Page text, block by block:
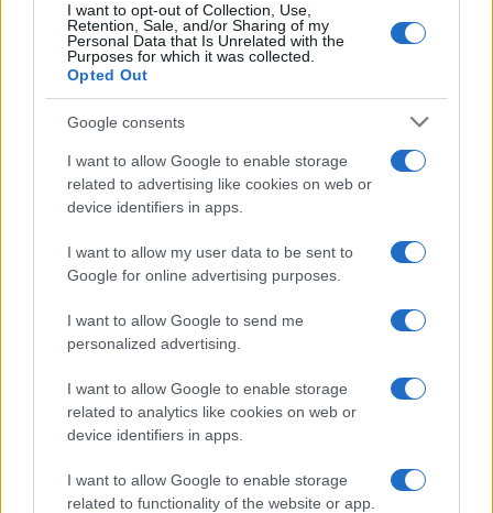
I want to opt-out of Collection, Use,
Retention, Sale, and/or Sharing of my
Personal Data that Is Unrelated with the
Purposes for which it was collected.
Opted Out
Google consents
I want to allow Google to enable storage
related to advertising like cookies on web or
device identifiers in apps.
I want to allow my user data to be sent to
Google for online advertising purposes.
I want to allow Google to send me
personalized advertising.
I want to allow Google to enable storage
related to analytics like cookies on web or
device identifiers in apps.
I want to allow Google to enable storage
related to functionality of the website or app.
Sigue leyendo
CONSEJOS DE COCINA
Medidas, iluminación y almacenamiento para una isla